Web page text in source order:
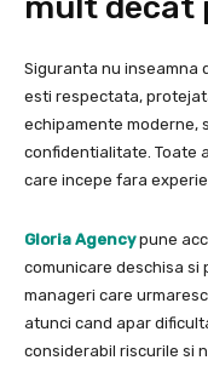
Siguranta nu inseamna
esti respectata,
echipamente moderne,
confidentialitate. Toate
care incepe fara
Gloria Agencypune
comunicare deschisa si
manageri care
atunci cand apar
considerabil riscurile si